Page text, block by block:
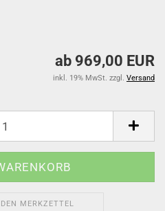
ab 969,00 EUR
inkl. 19% MwSt. zzgl. Versand
MERKZETTEL